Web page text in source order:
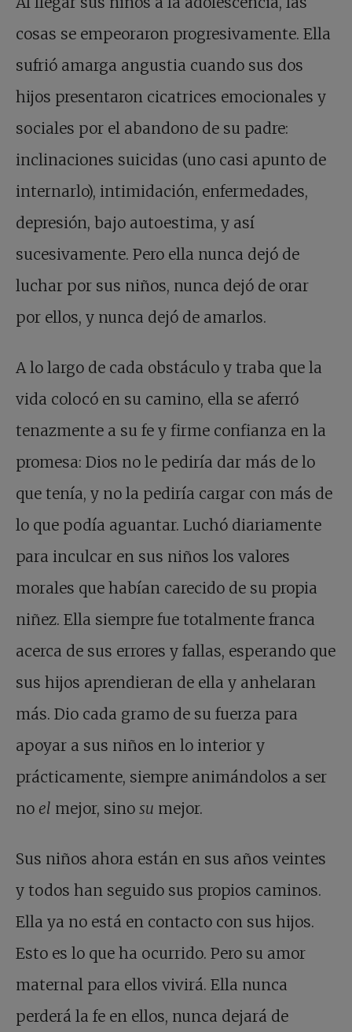
cosas se empeoraron progresivamente. Ella
sufrió amarga angustia cuando sus dos
hijos presentaron cicatrices emocionales y
sociales por el abandono de su padre:
inclinaciones suicidas (uno casi apunto de
internarlo), intimidación, enfermedades,
depresión, bajo autoestima, y así
sucesivamente. Pero ella nunca dejó de
luchar por sus niños, nunca dejó de orar
por ellos, y nunca dejó de amarlos.
A lo largo de cada obstáculo y traba que la
vida colocó en su camino, ella se aferró
tenazmente a su fe y firme confianza en la
promesa: Dios no le pediría dar más de lo
que tenía, y no la pediría cargar con más de
lo que podía aguantar. Luchó diariamente
para inculcar en sus niños los valores
morales que habían carecido de su propia
niñez. Ella siempre fue totalmente franca
acerca de sus errores y fallas, esperando que
sus hijos aprendieran de ella y anhelaran
más. Dio cada gramo de su fuerza para
apoyar a sus niños en lo interior y
prácticamente, siempre animándolos a ser
no el mejor, sino su mejor.
Sus niños ahora están en sus años veintes
y todos han seguido sus propios caminos.
Ella ya no está en contacto con sus hijos.
Esto es lo que ha ocurrido. Pero su amor
maternal para ellos vivirá. Ella nunca
perderá la fe en ellos, nunca dejará de